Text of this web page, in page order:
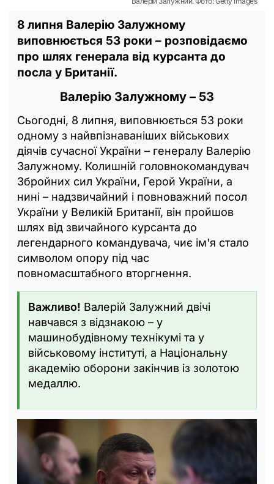
8 липня Валерію Залужному
виповнюється 53 роки – розповідаємо
про шлях генерала від курсанта до
посла у Британії.
Валерію Залужному – 53
Сьогодні, 8 липня, виповнюється 53 роки
одному з найвпізнаваніших військових
діячів сучасної України – генералу Валерію
Залужному. Колишній головнокомандувач
Збройних сил України, Герой України, а
нині – надзвичайний і повноважний посол
України у Великій Британії, він пройшов
шлях від звичайного курсанта до
легендарного командувача, чиє ім'я стало
символом опору під час
повномасштабного вторгнення.
Важливо! Валерій Залужний двічі
навчався з відзнакою – у
машинобудівному технікумі та у
військовому інституті, а Національну
академію оборони закінчив із золотою
медаллю.